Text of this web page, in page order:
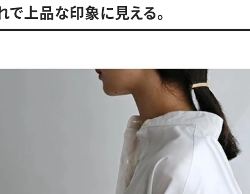
で上品な印象に見える。